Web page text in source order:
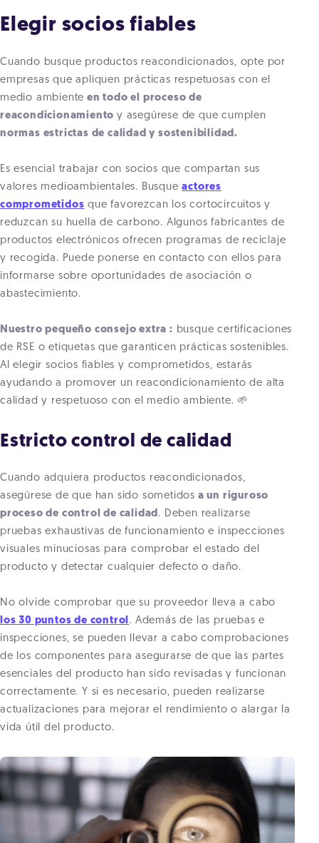
Elegir socios fiables
Cuando busque productos reacondicionados, opte por
empresas que apliquen prácticas respetuosas con el
medio ambiente en todo el proceso de
reacondicionamientoy asegúrese de que cumplen
normas estrictas de calidad y sostenibilidad.
Es esencial trabajar con socios que compartan sus
valores medioambientales. Busqueactores
comprometidos que favorezcan los cortocircuitos y
reduzcan su huella de carbono. Algunos fabricantes de
productos electrónicos ofrecen programas de reciclaje
y recogida. Puede ponerse en contacto con ellos para
informarse sobre oportunidades de asociación o
abastecimiento.
Nuestro pequeño consejo extra : busque certificaciones
de RSE o etiquetas que garanticen prácticas sostenibles.
Al elegir socios fiables y comprometidos, estarás
ayudando a promover un reacondicionamiento de alta
calidad y respetuoso con el medio ambiente. 🌱
Estricto control de calidad
Cuando adquiera productos reacondicionados,
asegúrese de que han sido sometidos a un riguroso
proceso de control de calidad. Deben realizarse
pruebas exhaustivas de funcionamiento e inspecciones
visuales minuciosas para comprobar el estado del
producto y detectar cualquier defecto o daño.
No olvide comprobar que su proveedor lleva a cabo
los 30 puntos de control. Además de las pruebas e
inspecciones, se pueden llevar a cabo comprobaciones
de los componentes para asegurarse de que las partes
esenciales del producto han sido revisadas y funcionan
correctamente. Y si es necesario, pueden realizarse
actualizaciones para mejorar el rendimiento o alargar la
vida útil del producto.